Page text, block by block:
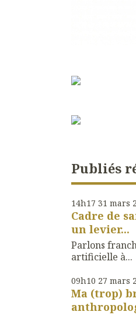
Publiés
14h17 31 mars
Cadre de
un levier...
Parlons
artificielle à...
09h10 27 mars
Ma (trop)